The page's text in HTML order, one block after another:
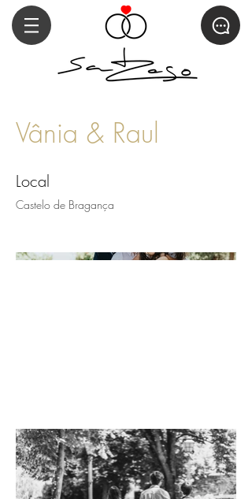
Vânia & Raul
Local
Castelo de Bragança